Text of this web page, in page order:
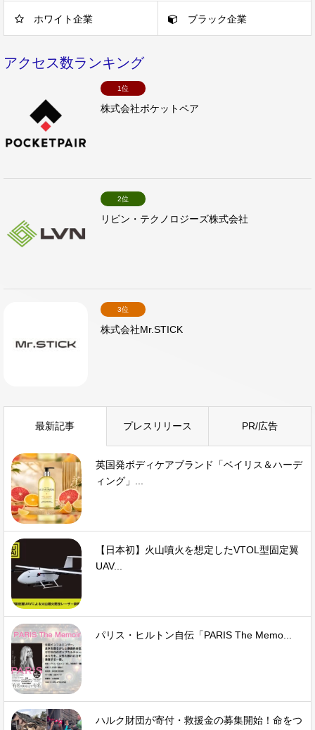
ホワイト企業 ブラック企業
アクセス数ランキング
1位
株式会社ポケットペア
2位
リビン・テクノロジーズ株式会社
3位
株式会社Mr.STICK
最新記事 プレスリリース PR/広告
英国発ボディケアブランド「ベイリス＆ハーデ
ィング」...
【日本初】火山噴火を想定したVTOL型固定翼
UAV...
パリス・ヒルトン自伝「PARIS The Memo...
ハルク財団が寄付・救援金の募集開始！命をつ